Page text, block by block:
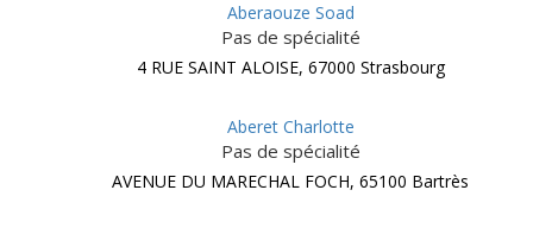
Aberaouze Soad
Pas de spécialité
4 RUE SAINT ALOISE, 67000 Strasbourg
Aberet Charlotte
Pas de spécialité
AVENUE DU MARECHAL FOCH, 65100 Bartrès